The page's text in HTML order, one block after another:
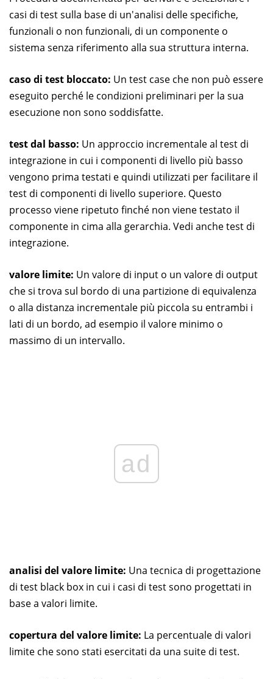
casi di test sulla base di un'analisi delle specifiche,
funzionali o non funzionali, di un componente o
sistema senza riferimento alla sua struttura interna.
caso di test bloccato: Un test case che non può essere
eseguito perché le condizioni preliminari per la sua
esecuzione non sono soddisfatte.
test dal basso: Un approccio incrementale al test di
integrazione in cui i componenti di livello più basso
vengono prima testati e quindi utilizzati per facilitare il
test di componenti di livello superiore. Questo
processo viene ripetuto finché non viene testato il
componente in cima alla gerarchia. Vedi anche test di
integrazione.
valore limite: Un valore di input o un valore di output
che si trova sul bordo di una partizione di equivalenza
o alla distanza incrementale più piccola su entrambi i
lati di un bordo, ad esempio il valore minimo o
massimo di un intervallo.
ad
analisi del valore limite: Una tecnica di progettazione
di test black box in cui i casi di test sono progettati in
base a valori limite.
copertura del valore limite: La percentuale di valori
limite che sono stati esercitati da una suite di test.